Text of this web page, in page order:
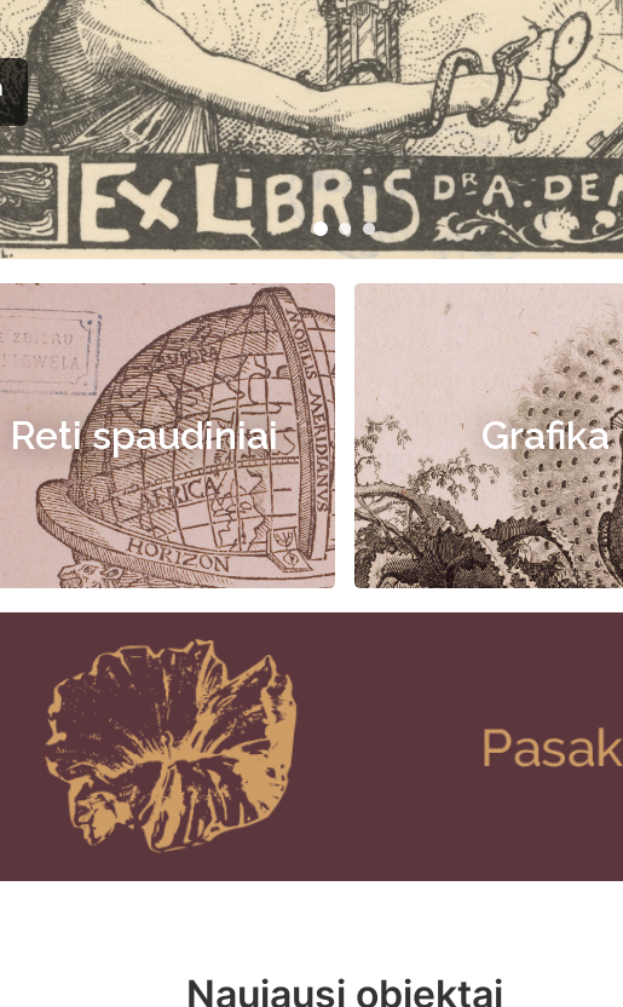
Reti spaudiniai Grafika
Naujausi objektai